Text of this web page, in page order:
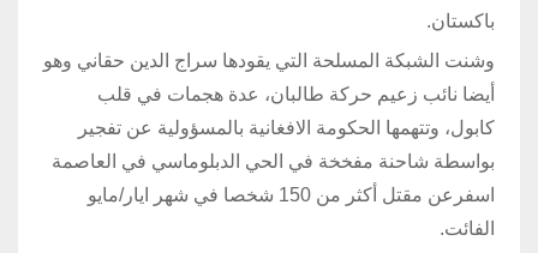
باكستان.
وشنت الشبكة المسلحة التي يقودها سراج الدين حقاني وهو
أيضا نائب زعيم حركة طالبان، عدة هجمات في قلب
كابول، وتتهمها الحكومة الافغانية بالمسؤولية عن تفجير
بواسطة شاحنة مفخخة في الحي الدبلوماسي في العاصمة
اسفرعن مقتل أكثر من 150 شخصا في شهر ايار/مايو
الفائت.